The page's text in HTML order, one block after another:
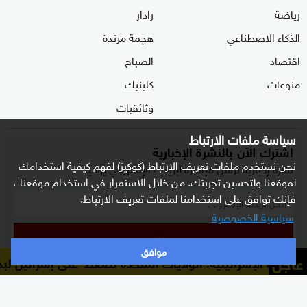
سياسة ملفات الارتباط
نحن نستخدم ملفات تعريف الارتباط (كوكيز) لفهم كيفية استخدامك
لموقعنا ولتحسين تجربتك. من خلال الاستمرار في استخدام موقعنا ،
فإنك توافق على استخدامنا لملفات تعريف الارتباط.
سياسية الخصوصية
موافق
رياضة
الذكاء الاصطناعي
اقتصاد
منوعات
رادار
هجمة مرتدة
الصباح
كلينيك
وثائقيات
اشترك الآن بالنشرة الإخبارية
نشرة إخبارية ترسل مباشرة لبريدك الإلكتروني يوميا
إشترك
عاجلالإسرائيلية: الولايات المتحدة تضغط على إسرائيل